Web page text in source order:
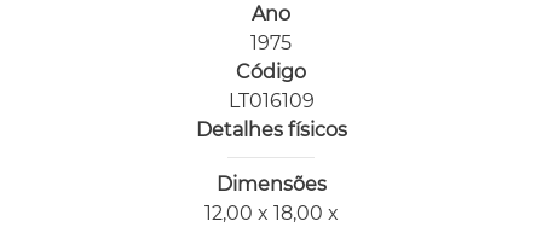
Ano
1975
Código
LT016109
Detalhes físicos
Dimensões
12,00 x 18,00 x